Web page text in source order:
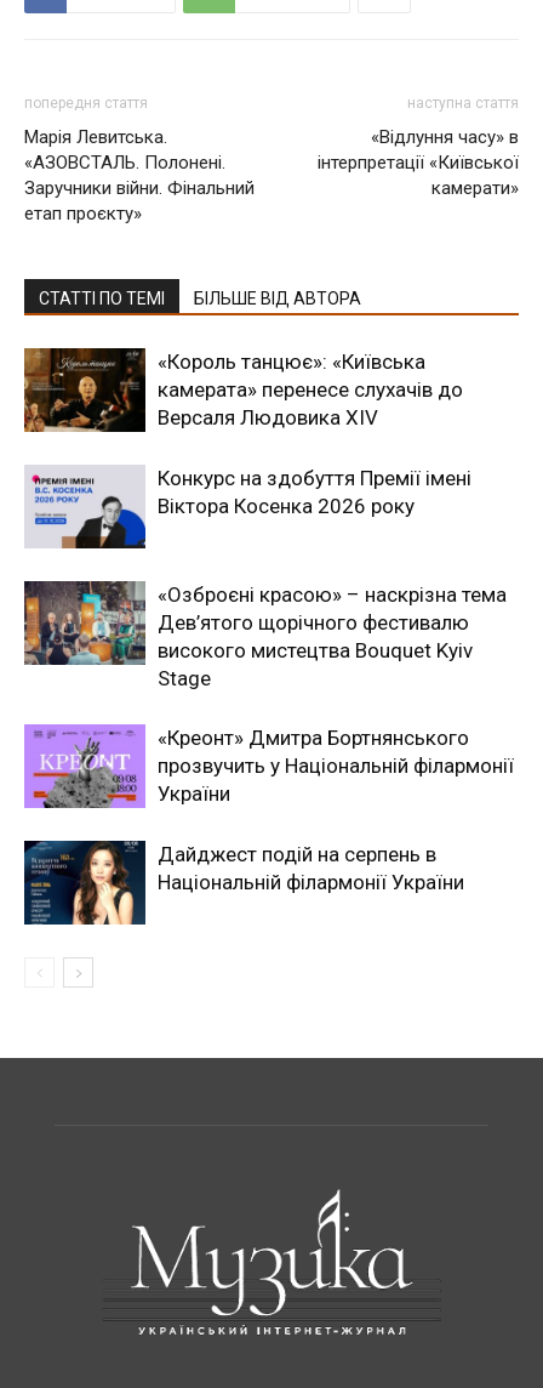
попередня стаття
Марія Левитська.
«АЗОВСТАЛЬ. Полонені.
Заручники війни. Фінальний
етап проєкту»
наступна стаття
«Відлуння часу» в
інтерпретації «Київської
камерати»
СТАТТІ ПО ТЕМІ БІЛЬШЕ ВІД АВТОРА
«Король танцює»: «Київська
камерата» перенесе слухачів до
Версаля Людовика XIV
Конкурс на здобуття Премії імені
Віктора Косенка 2026 року
«Озброєні красою» – наскрізна тема
Дев’ятого щорічного фестивалю
високого мистецтва Bouquet Kyiv
Stage
«Креонт» Дмитра Бортнянського
прозвучить у Національній філармонії
України
Дайджест подій на серпень в
Національній філармонії України